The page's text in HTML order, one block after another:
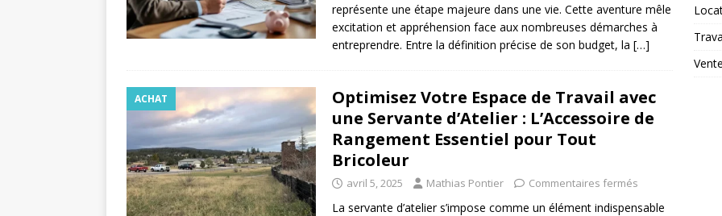
représente une étape majeure dans une vie. Cette aventure mêle
excitation et appréhension face aux nombreuses démarches à
entreprendre. Entre la définition précise de son budget, la […]
ACHAT
Optimisez Votre Espace de Travail avec
une Servante d’Atelier : L’Accessoire de
Rangement Essentiel pour Tout
Bricoleur
avril 5, 2025 Mathias Pontier Commentaires fermés
La servante d’atelier s’impose comme un élément indispensable
Vente